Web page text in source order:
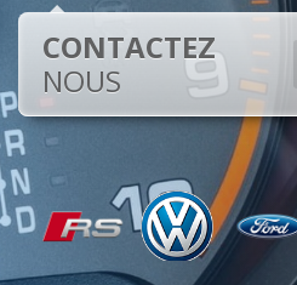
CONTACTEZ
NOUS